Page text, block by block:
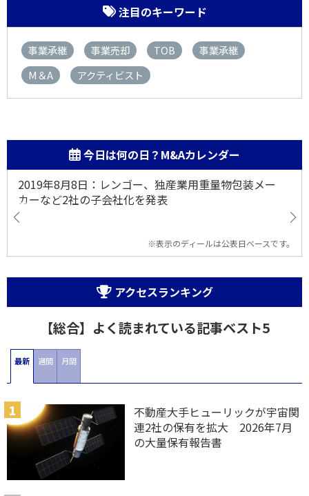
注目のキーワード
事業承継 事業売却 TOB
事業承継
M＆A
アクティビスト
今日は何の日？M&Aカレンダー
2019年8月8日：レンゴー、独産業用重量物包装メー
カーなど2社の子会社化を発表
※表示のディールは公表日ベースです。
アクセスランキング
【総合】よく読まれている記事ベスト5
最新 週間 月間
不動産大手ヒューリックが宇宙関
連2社の保有を拡大 2026年7月
の大量保有報告書